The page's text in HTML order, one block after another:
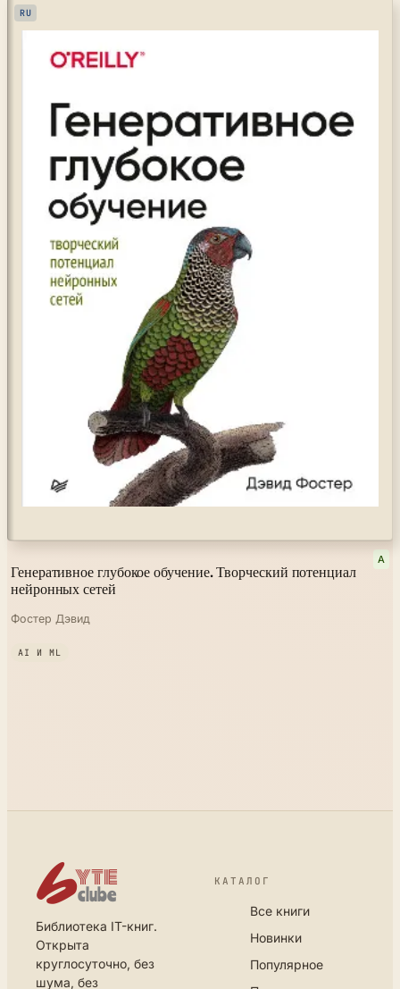
RU
Генеративное глубокое обучение. Творческий потенциал
нейронных сетей
A
Фостер Дэвид
AI И ML
Библиотека IT-книг.
Открыта
круглосуточно, без
шума, без
КАТАЛОГ
Все книги
Новинки
Популярное